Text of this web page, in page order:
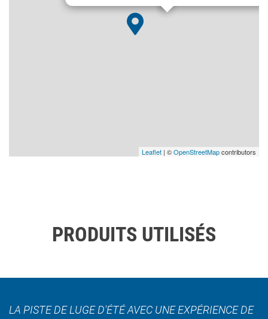
Leaflet | ©OpenStreetMapcontributors
PRODUITS UTILISÉS
LA PISTE DE LUGE D'ÉTÉ AVEC UNE EXPÉRIENCE DE